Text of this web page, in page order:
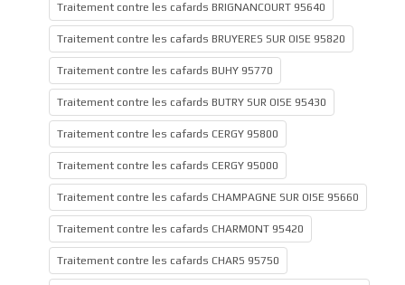
Traitement contre les cafards BRIGNANCOURT 95640
Traitement contre les cafards BRUYERES SUR OISE 95820
Traitement contre les cafards BUHY 95770
Traitement contre les cafards BUTRY SUR OISE 95430
Traitement contre les cafards CERGY 95800
Traitement contre les cafards CERGY 95000
Traitement contre les cafards CHAMPAGNE SUR OISE 95660
Traitement contre les cafards CHARMONT 95420
Traitement contre les cafards CHARS 95750